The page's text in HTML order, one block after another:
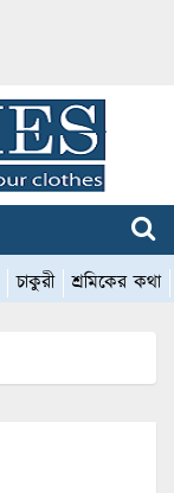
চাকুরী শ্রমিকের কথা